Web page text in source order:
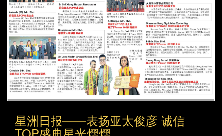
星洲日报——表扬亚太俊彦 诚信